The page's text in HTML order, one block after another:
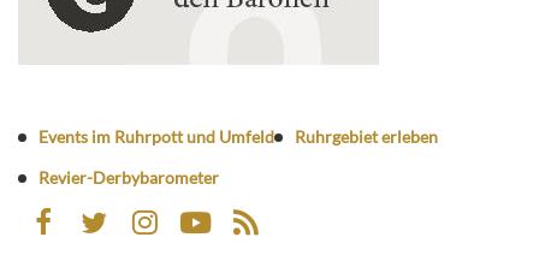
Events im Ruhrpott und Umfeld
Ruhrgebiet erleben
Revier-Derbybarometer